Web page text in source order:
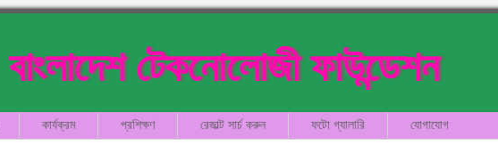
বাংলাদেশ টেকনোলোজী ফাউন্ডেশন
কার্যক্রম প্রশিক্ষণ রেজাল্ট সার্চ করুন ফটো গ্যালারি যোগাযোগ